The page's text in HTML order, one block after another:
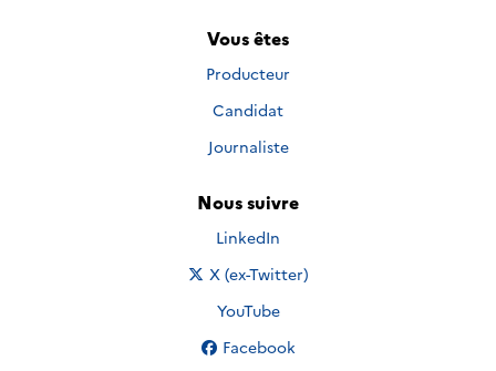
Vous êtes
Producteur
Candidat
Journaliste
Nous suivre
Nous suivre sur
LinkedIn
Nous suivre sur
X (ex-Twitter)
Nous suivre sur
YouTube
Nous suivre sur
Facebook